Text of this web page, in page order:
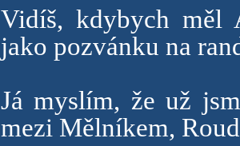
Vidíš, kdybych měl
jako pozvánku na
Já myslím, že už
mezi Mělníkem,